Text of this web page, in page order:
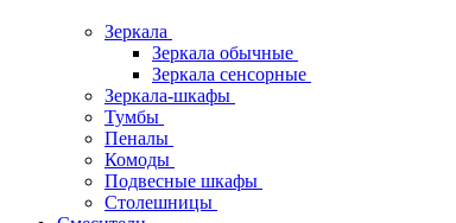
Зеркала
Зеркала обычные
Зеркала сенсорные
Зеркала-шкафы
Тумбы
Пеналы
Комоды
Подвесные шкафы
Столешницы